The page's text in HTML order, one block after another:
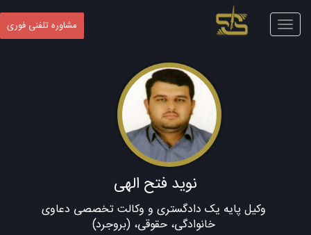
Toggle
navigation
مشاوره تلفنی فوری
نوید فتح الهی
وکیل پایه یک دادگستری و وکالت تخصصی دعاوی
خانوادگی، حقوقی، (بروجرد)